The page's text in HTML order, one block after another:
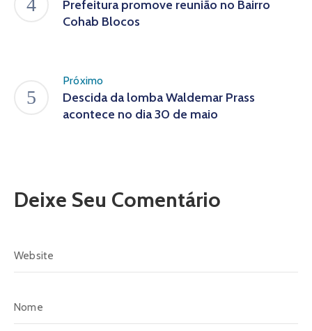
Prefeitura promove reunião no Bairro
Cohab Blocos
Próximo
Descida da lomba Waldemar Prass
acontece no dia 30 de maio
Deixe Seu Comentário